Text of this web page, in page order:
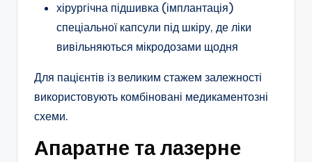
хірургічна підшивка (імплантація)
спеціальної капсули під шкіру, де ліки
вивільняються мікродозами щодня
Для пацієнтів із великим стажем залежності
використовують комбіновані медикаментозні
схеми.
Апаратне та лазерне